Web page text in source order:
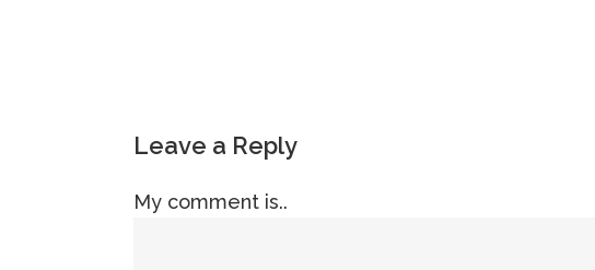
Leave a Reply
My comment is..